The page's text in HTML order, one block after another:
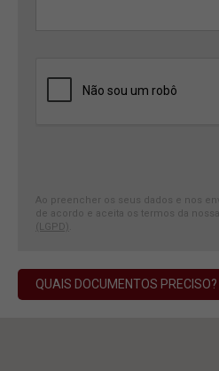
Ao preencher os seus dados e nos
de acordo e aceita os termos da nossa
(LGPD)
QUAIS DOCUMENTOS PRECISO?